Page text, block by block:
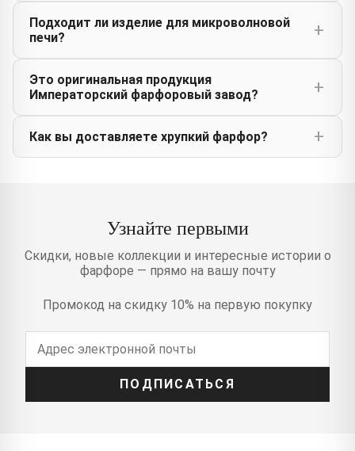
Подходит ли изделие для микроволновой
печи?
Это оригинальная продукция
Императорский фарфоровый завод?
Как вы доставляете хрупкий фарфор?
Узнайте первыми
Скидки, новые коллекции и интересные истории о
фарфоре — прямо на вашу почту
Промокод на скидку 10% на первую покупку
ПОДПИСАТЬСЯ